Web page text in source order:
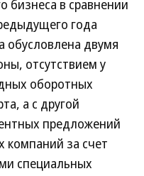
бизнеса в сравнении
года
обусловлена двумя
отсутствием у
оборотных
а с другой
предложений
компаний за счет
специальных